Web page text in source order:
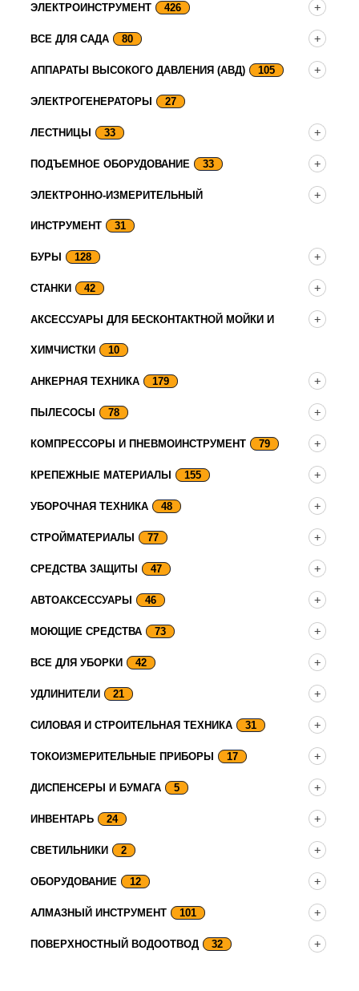
ЭЛЕКТРОИНСТРУМЕНТ 426
ВСЕ ДЛЯ САДА 80
АППАРАТЫ ВЫСОКОГО ДАВЛЕНИЯ (АВД) 105
ЭЛЕКТРОГЕНЕРАТОРЫ 27
ЛЕСТНИЦЫ 33
ПОДЪЕМНОЕ ОБОРУДОВАНИЕ 33
ЭЛЕКТРОННО-ИЗМЕРИТЕЛЬНЫЙ
ИНСТРУМЕНТ 31
БУРЫ 128
СТАНКИ 42
АКСЕССУАРЫ ДЛЯ БЕСКОНТАКТНОЙ МОЙКИ И
ХИМЧИСТКИ 10
АНКЕРНАЯ ТЕХНИКА 179
ПЫЛЕСОСЫ 78
КОМПРЕССОРЫ И ПНЕВМОИНСТРУМЕНТ 79
КРЕПЕЖНЫЕ МАТЕРИАЛЫ 155
УБОРОЧНАЯ ТЕХНИКА 48
СТРОЙМАТЕРИАЛЫ 77
СРЕДСТВА ЗАЩИТЫ 47
АВТОАКСЕССУАРЫ 46
МОЮЩИЕ СРЕДСТВА 73
ВСЕ ДЛЯ УБОРКИ 42
УДЛИНИТЕЛИ 21
СИЛОВАЯ И СТРОИТЕЛЬНАЯ ТЕХНИКА 31
ТОКОИЗМЕРИТЕЛЬНЫЕ ПРИБОРЫ 17
ДИСПЕНСЕРЫ И БУМАГА 5
ИНВЕНТАРЬ 24
СВЕТИЛЬНИКИ 2
ОБОРУДОВАНИЕ 12
АЛМАЗНЫЙ ИНСТРУМЕНТ 101
ПОВЕРХНОСТНЫЙ ВОДООТВОД 32